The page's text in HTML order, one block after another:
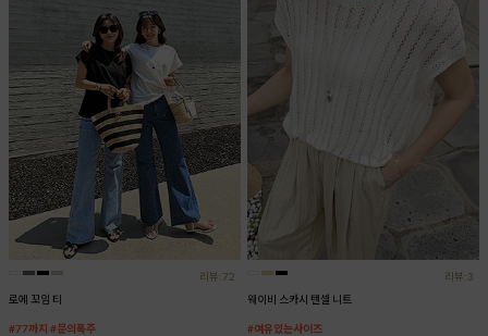
리뷰:72
로에 꼬임 티
#77까지 #문의폭주
리뷰:3
웨이비 스카시 텐셀 니트
#여유있는사이즈